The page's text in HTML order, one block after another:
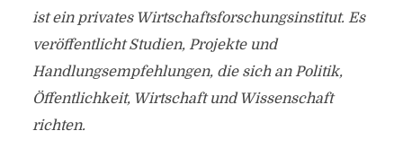
ist ein privates Wirtschaftsforschungsinstitut. Es
veröffentlicht Studien, Projekte und
Handlungsempfehlungen, die sich an Politik,
Öffentlichkeit, Wirtschaft und Wissenschaft
richten.